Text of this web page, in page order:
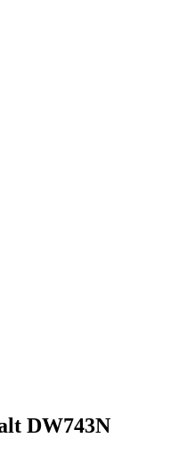
DW743N